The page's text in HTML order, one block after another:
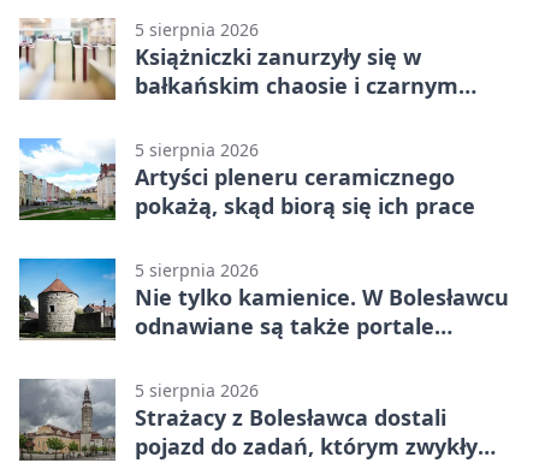
5 sierpnia 2026
Książniczki zanurzyły się w
bałkańskim chaosie i czarnym
5 sierpnia 2026
Artyści pleneru ceramicznego
pokażą, skąd biorą się ich prace
5 sierpnia 2026
Nie tylko kamienice. W Bolesławcu
odnawiane są także portale
5 sierpnia 2026
Strażacy z Bolesławca dostali
pojazd do zadań, którym zwykły